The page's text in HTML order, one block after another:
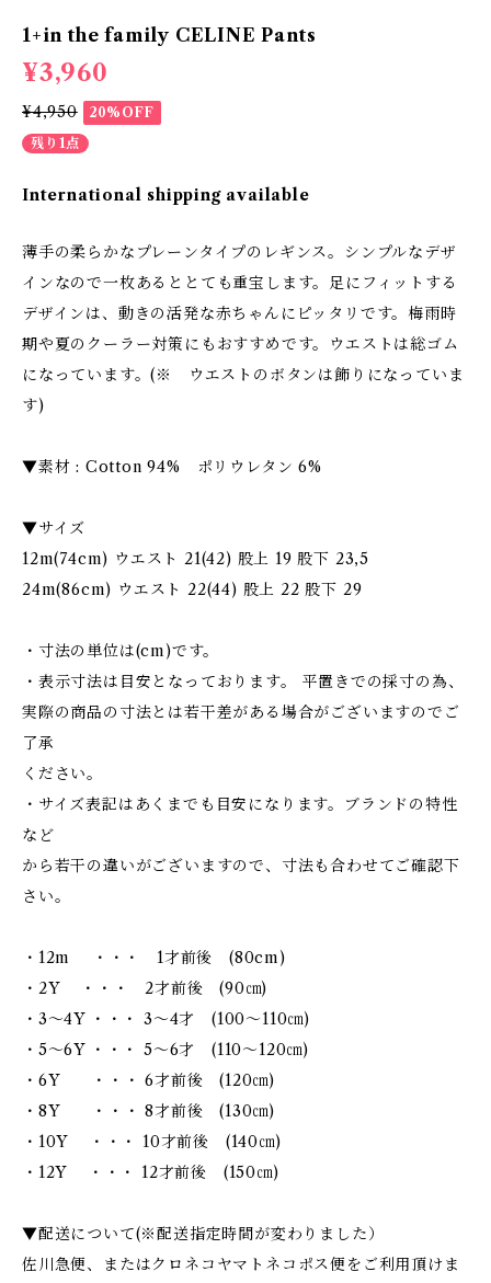
1+in the family CELINE Pants
¥3,960
¥4,950
20%OFF
残り1点
International shipping available
薄手の柔らかなプレーンタイプのレギンス。シンプルなデザ
インなので一枚あるととても重宝します。足にフィットする
デザインは、動きの活発な赤ちゃんにピッタリです。梅雨時
期や夏のクーラー対策にもおすすめです。ウエストは総ゴム
になっています。(※ ウエストのボタンは飾りになっていま
す)
▼素材 : Cotton 94% ポリウレタン 6%
▼サイズ
12m(74cm) ウエスト 21(42) 股上 19 股下 23,5
24m(86cm) ウエスト 22(44) 股上 22 股下 29
・寸法の単位は(cm)です。
・表示寸法は目安となっております。 平置きでの採寸の為、
実際の商品の寸法とは若干差がある場合がございますのでご
了承
ください。
・サイズ表記はあくまでも目安になります。ブランドの特性
など
から若干の違いがございますので、寸法も合わせてご確認下
さい。
・12m ・・・ 1才前後 (80cm)
・2Y ・・・ 2才前後 (90㎝)
・3～4Y ・・・ 3～4才 (100～110㎝)
・5～6Y ・・・ 5～6才 (110～120㎝)
・6Y ・・・ 6才前後 (120㎝)
・8Y ・・・ 8才前後 (130㎝)
・10Y ・・・ 10才前後 (140㎝)
・12Y ・・・ 12才前後 (150㎝)
▼配送について(※配送指定時間が変わりました）
佐川急便、またはクロネコヤマトネコポス便をご利用頂けま